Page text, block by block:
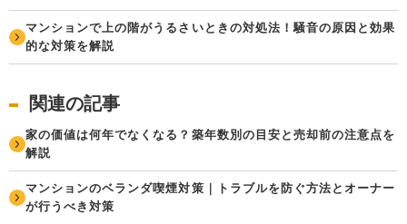
マンションで上の階がうるさいときの対処法！騒音の原因と効果
的な対策を解説
関連の記事
家の価値は何年でなくなる？築年数別の目安と売却前の注意点を
解説
マンションのベランダ喫煙対策｜トラブルを防ぐ方法とオーナー
が行うべき対策